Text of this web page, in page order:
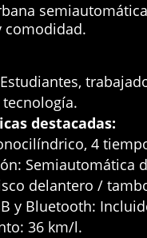
comodidad.
Estudiantes,
.
destacadas:
4
Semiautomática
delantero /
y Bluetooth:
36 km/l.